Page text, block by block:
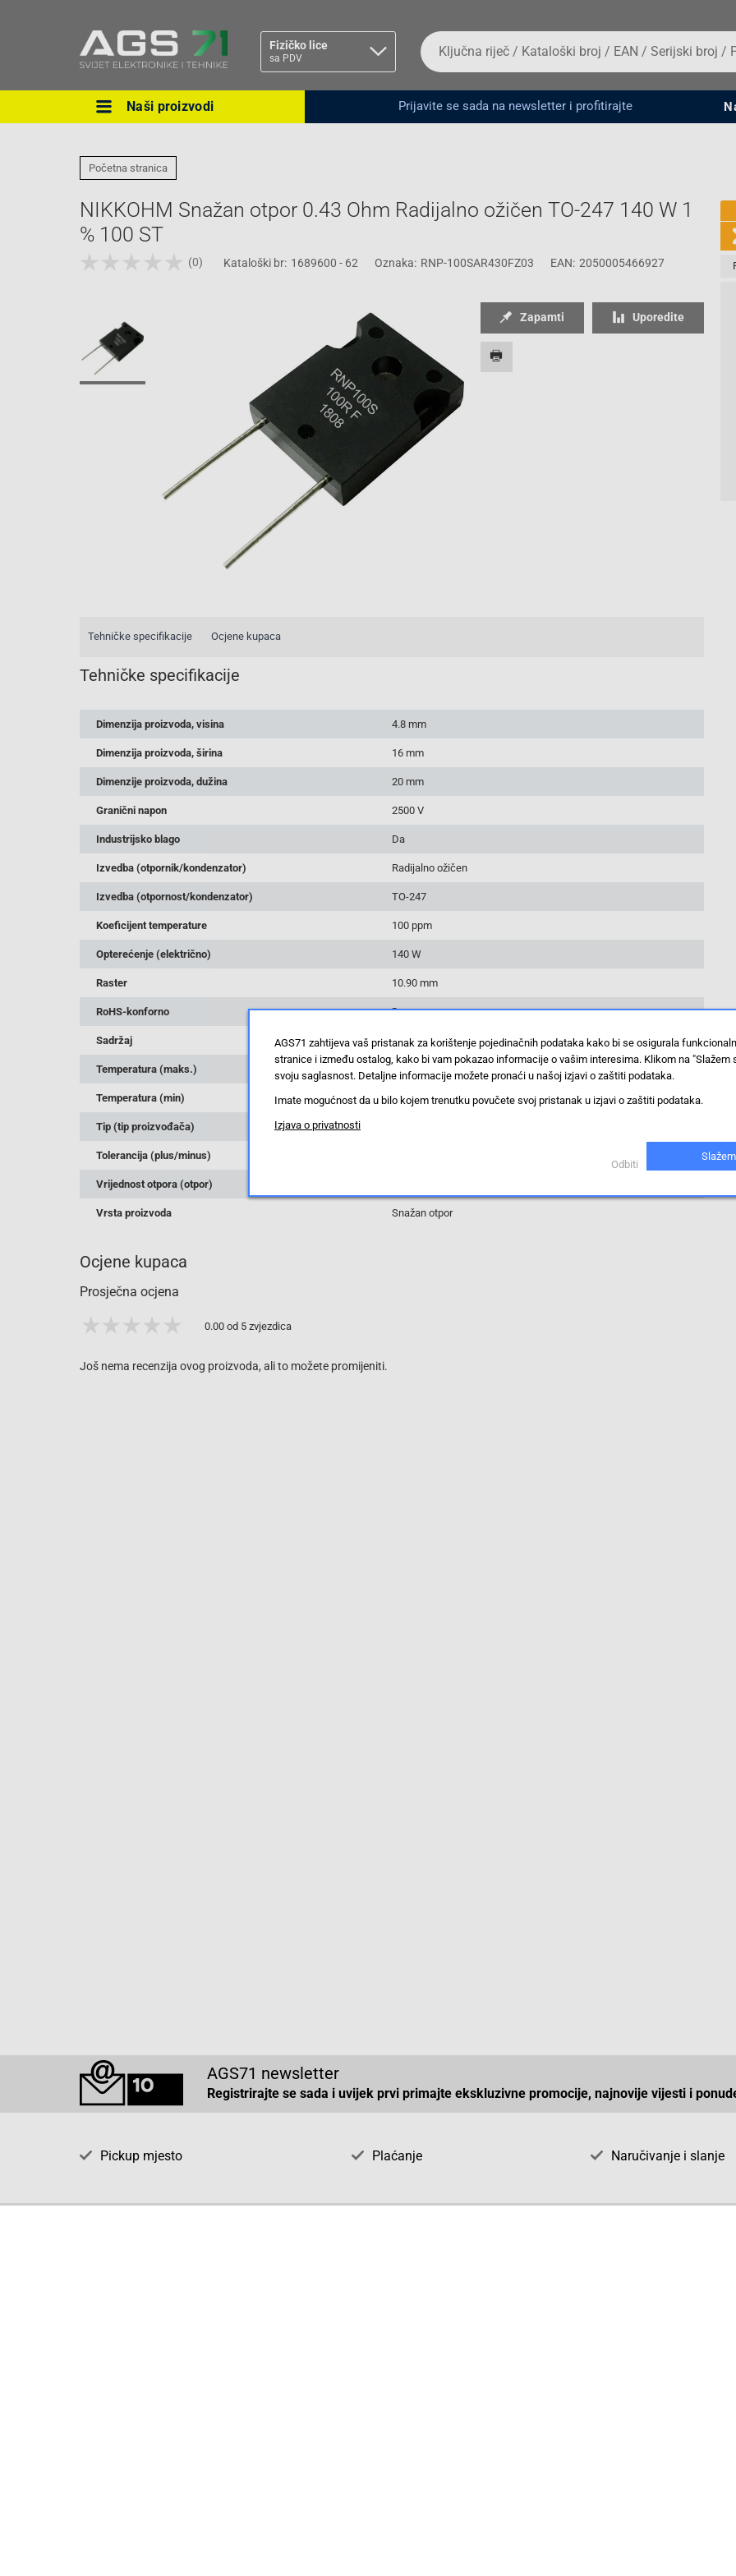
Fizičko lice
sa PDV
Ova postavka prilagođava asortiman proizvoda i
Pravno lice Fizičko lice
Da
biste
potražili
proizvod,
unesite
serijski
Naši proizvodi Prijavite se sada na newsletter i profitirajte
Početna stranica
NIKKOHM Snažan otpor 0.43 Ohm Radijalno ožičen TO-247 140 W 1
% 100 ST
(0) Kataloški br: 1689600 - 62 Oznaka: RNP-100SAR430FZ03 EAN: 2050005466927
Zapamti Uporedite
Tehničke specifikacije Ocjene kupaca
Tehničke specifikacije
Dimenzija proizvoda, visina 4.8 mm
Dimenzija proizvoda, širina 16 mm
Dimenzije proizvoda, dužina 20 mm
Granični napon 2500 V
Industrijsko blago Da
Izvedba (otpornik/kondenzator) Radijalno ožičen
Izvedba (otpornost/kondenzator) TO-247
Koeficijent temperature 100 ppm
Opterećenje (električno) 140 W
Raster 10.90 mm
RoHS-konforno Da
Sadržaj 100 ST
Temperatura (maks.) +175 °C
Temperatura (min) -55 °C
Tip (tip proizvođača)
Tolerancija (plus/minus)
Vrijednost otpora (otpor)
Vrsta proizvoda Snažan otpor
Ocjene kupaca
Prosječna ocjena
0.00 od 5 zvjezdica
Još nema recenzija ovog proizvoda, ali to možete promijeniti.
AGS71 newsletter
Registrirajte se sada i uvijek prvi primajte ekskluzivne promocije, najnovije vijesti i
Pickup mjesto Plaćanje Naručivanje i slanje
AGS71 zahtijeva vaš pristanak za korištenje pojedinačnih podataka kako bi se osigurala
stranice i između ostalog, kako bi vam pokazao informacije o vašim interesima. Klikom na "Slažem
svoju saglasnost. Detaljne informacije možete pronaći u našoj izjavi o zaštiti podataka.
Imate mogućnost da u bilo kojem trenutku povučete svoj pristanak u izjavi o zaštiti podataka.
Izjava o privatnosti
Odbiti